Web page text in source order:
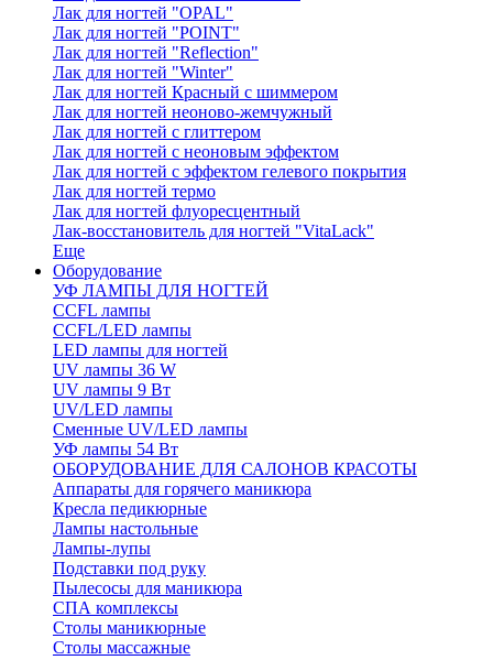
Лак для ногтей "OPAL"
Лак для ногтей "POINT"
Лак для ногтей "Reflection"
Лак для ногтей "Winter"
Лак для ногтей Красный с шиммером
Лак для ногтей неоново-жемчужный
Лак для ногтей с глиттером
Лак для ногтей с неоновым эффектом
Лак для ногтей с эффектом гелевого покрытия
Лак для ногтей термо
Лак для ногтей флуоресцентный
Лак-восстановитель для ногтей "VitaLack"
Еще
Оборудование
УФ ЛАМПЫ ДЛЯ НОГТЕЙ
CCFL лампы
CCFL/LED лампы
LED лампы для ногтей
UV лампы 36 W
UV лампы 9 Вт
UV/LED лампы
Сменные UV/LED лампы
УФ лампы 54 Вт
ОБОРУДОВАНИЕ ДЛЯ САЛОНОВ КРАСОТЫ
Аппараты для горячего маникюра
Кресла педикюрные
Лампы настольные
Лампы-лупы
Подставки под руку
Пылесосы для маникюра
СПА комплексы
Столы маникюрные
Столы массажные